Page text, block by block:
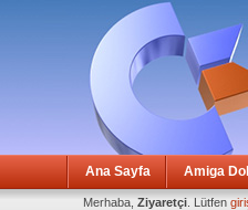
Ana Sayfa Amiga
Merhaba, Ziyaretçi . Lütfen